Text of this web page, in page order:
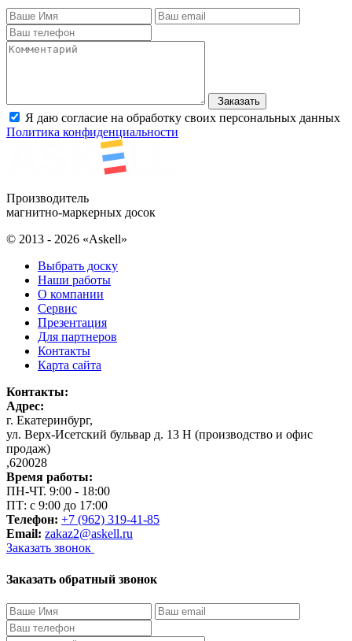
Заказать
Я даю согласие на обработку своих персональных данных
Политика конфиденциальности
Производитель
магнитно-маркерных досок
© 2013 - 2026 «Askell»
Выбрать доску
Наши работы
О компании
Сервис
Презентация
Для партнеров
Контакты
Карта сайта
Контакты:
Адрес:
г. Екатеринбург,
ул. Верх-Исетский бульвар д. 13 Н (производство и офис
продаж)
,620028
Время работы:
ПН-ЧТ. 9:00 - 18:00
ПТ: с 9:00 до 17:00
Телефон: +7 (962) 319-41-85
Email: zakaz2@askell.ru
Заказать звонок
Заказать обратный звонок